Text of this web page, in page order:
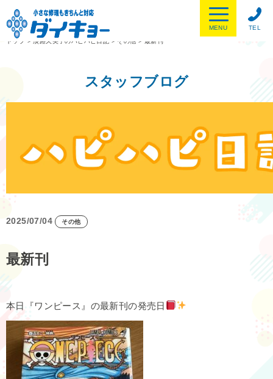
TEL
MENU
トップ
> 淡路久美子のハピハピ日記 > その他 > 最新刊
スタッフブログ
2025/07/04 その他
最新刊
本日『ワンピース』の最新刊の発売日